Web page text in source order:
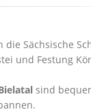
Sächsische
und Festung
sind